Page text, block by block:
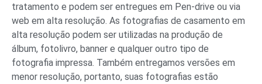
tratamento e podem ser entregues em Pen-drive ou via
web em alta resolução. As fotografias de casamento em
alta resolução podem ser utilizadas na produção de
álbum, fotolivro, banner e qualquer outro tipo de
fotografia impressa. Também entregamos versões em
menor resolução, portanto, suas fotografias estão